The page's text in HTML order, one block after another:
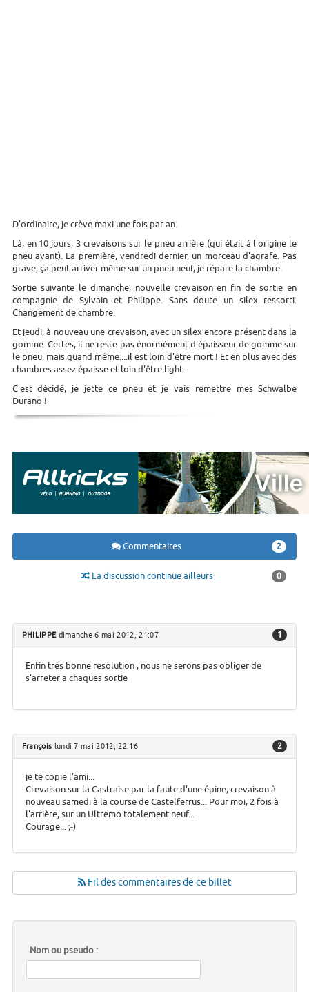
D'ordinaire, je crève maxi une fois par an.
Là, en 10 jours, 3 crevaisons sur le pneu arrière (qui était à l'origine le
pneu avant). La première, vendredi dernier, un morceau d'agrafe. Pas
grave, ça peut arriver même sur un pneu neuf, je répare la chambre.
Sortie suivante le dimanche, nouvelle crevaison en fin de sortie en
compagnie de Sylvain et Philippe. Sans doute un silex ressorti.
Changement de chambre.
Et jeudi, à nouveau une crevaison, avec un silex encore présent dans la
gomme. Certes, il ne reste pas énormément d'épaisseur de gomme sur
le pneu, mais quand même....il est loin d'être mort ! Et en plus avec des
chambres assez épaisse et loin d'être light.
C'est décidé, je jette ce pneu et je vais remettre mes Schwalbe
Durano !
Commentaires 2
La discussion continue ailleurs 0
PHILIPPEdimanche 6 mai 2012, 21:07 1
Enfin très bonne resolution , nous ne serons pas obliger de
s'arreter a chaques sortie
François lundi 7 mai 2012, 22:16 2
je te copie l'ami...
Crevaison sur la Castraise par la faute d'une épine, crevaison à
nouveau samedi à la course de Castelferrus... Pour moi, 2 fois à
l'arrière, sur un Ultremo totalement neuf...
Courage... ;-)
Fil des commentaires de ce billet
Nom ou pseudo :